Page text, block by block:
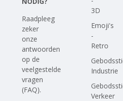
Raadpleeg
zeker
onze
antwoorden
op de
veelgestelde
vragen
(FAQ).
3D
Emoji's
-
Retro
Industrie
Verkeer